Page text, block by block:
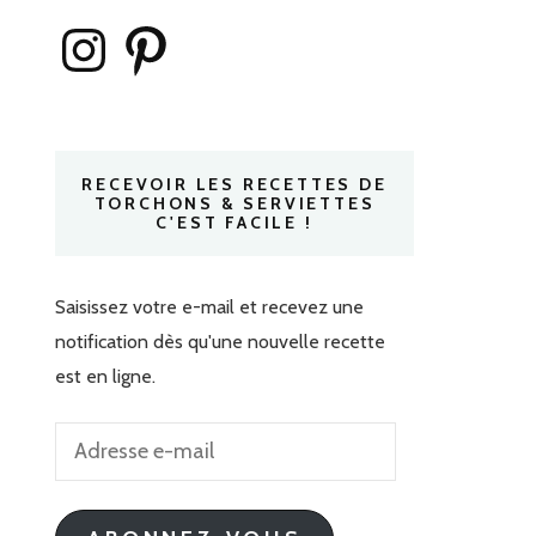
InstagramPinterest
RECEVOIR LES RECETTES DE
TORCHONS & SERVIETTES
C'EST FACILE !
Saisissez votre e-mail et recevez une
notification dès qu'une nouvelle recette
est en ligne.
Adresse
mail